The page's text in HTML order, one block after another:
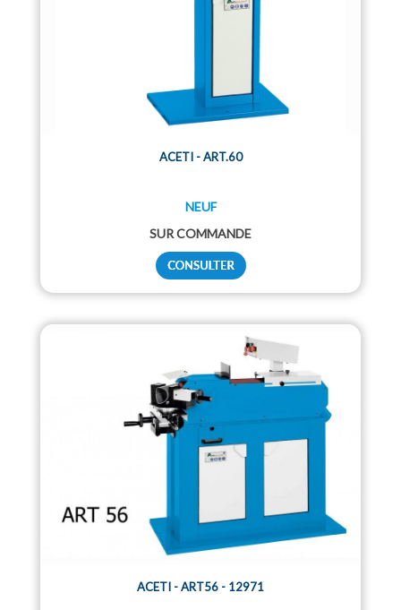
ACETI - ART.60
NEUF
SUR COMMANDE
ACETI - ART56 - 12971